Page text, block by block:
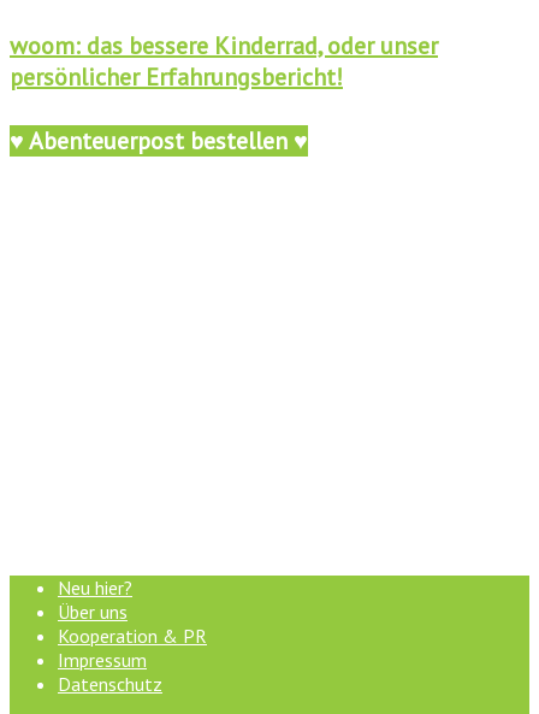
woom: das bessere Kinderrad, oder unser
persönlicher Erfahrungsbericht!
♥ Abenteuerpost bestellen ♥
Neu hier?
Über uns
Kooperation & PR
Impressum
Datenschutz